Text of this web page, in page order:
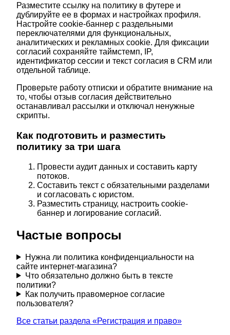
Разместите ссылку на политику в футере и
дублируйте ее в формах и настройках профиля.
Настройте cookie-баннер с раздельными
переключателями для функциональных,
аналитических и рекламных cookie. Для фиксации
согласий сохраняйте таймстемп, IP,
идентификатор сессии и текст согласия в CRM или
отдельной таблице.
Проверьте работу отписки и обратите внимание на
то, чтобы отзыв согласия действительно
останавливал рассылки и отключал ненужные
скрипты.
Как подготовить и разместить
политику за три шага
Провести аудит данных и составить карту
потоков.
Составить текст с обязательными разделами
и согласовать с юристом.
Разместить страницу, настроить cookie-
баннер и логирование согласий.
Частые вопросы
Нужна ли политика конфиденциальности на
сайте интернет-магазина?
Что обязательно должно быть в тексте
политики?
Как получить правомерное согласие
пользователя?
Все статьи раздела «Регистрация и право»